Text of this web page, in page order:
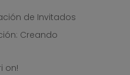
de Invitados
Creando
on!